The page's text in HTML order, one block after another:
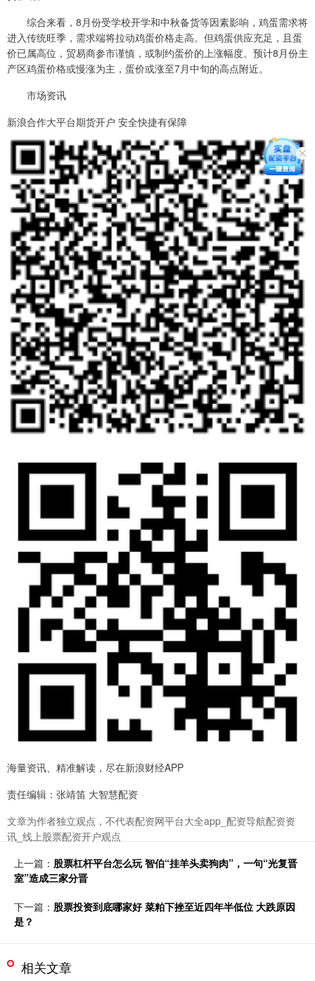
综合来看，8月份受学校开学和中秋备货等因素影响，鸡蛋需求将
进入传统旺季，需求端将拉动鸡蛋价格走高。但鸡蛋供应充足，且蛋
价已属高位，贸易商参市谨慎，或制约蛋价的上涨幅度。预计8月份主
产区鸡蛋价格或慢涨为主，蛋价或涨至7月中旬的高点附近。
市场资讯
新浪合作大平台期货开户 安全快捷有保障
海量资讯、精准解读，尽在新浪财经APP
责任编辑：张靖笛 大智慧配资
文章为作者独立观点，不代表配资网平台大全app_配资导航配资资
讯_线上股票配资开户观点
上一篇： 股票杠杆平台怎么玩 智伯“挂羊头卖狗肉”，一句“光复晋
室”造成三家分晋
下一篇： 股票投资到底哪家好 菜粕下挫至近四年半低位 大跌原因
是？
相关文章